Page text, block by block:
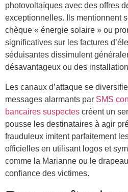
photovoltaïques avec des offres
exceptionnelles. Ils mentionnent
chèque « énergie solaire » ou
significatives sur les factures
séduisantes dissimulent
désavantageux ou des
Les canaux d’attaque se
messages alarmants par SMS
bancaires suspectes créent un
pousse les destinataires à agir
frauduleux imitent parfaitement
officielles en utilisant logos et
comme la Marianne ou le
confiance des victimes.